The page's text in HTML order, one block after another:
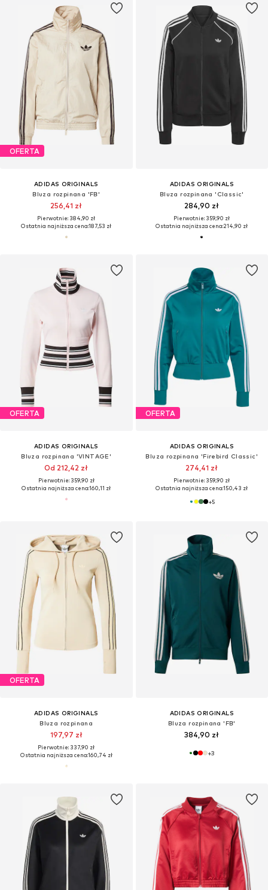
OFERTA
ADIDAS ORIGINALS
Bluza rozpinana 'FB'
256,41 zł
Pierwotnie: 384,90 zł
Ostatnia najniższa cena:187,53 zł
ADIDAS ORIGINALS
Bluza rozpinana 'Classic'
284,90 zł
Pierwotnie: 359,90 zł
Ostatnia najniższa cena:214,90 zł
OFERTA
ADIDAS ORIGINALS
Bluza rozpinana 'VINTAGE'
Od 212,42 zł
Pierwotnie: 359,90 zł
Ostatnia najniższa cena:160,11 zł
OFERTA
ADIDAS ORIGINALS
Bluza rozpinana 'Firebird Classic'
274,41 zł
Pierwotnie: 359,90 zł
Ostatnia najniższa cena:150,43 zł
+5
OFERTA
ADIDAS ORIGINALS
Bluza rozpinana
197,97 zł
Pierwotnie: 337,90 zł
Ostatnia najniższa cena:160,74 zł
ADIDAS ORIGINALS
Bluza rozpinana 'FB'
384,90 zł
+3